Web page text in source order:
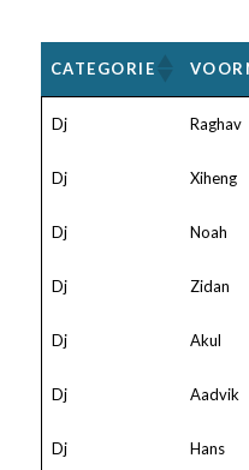
CATEGORIE
Dj Raghav
Dj Xiheng
Dj Noah
Dj Zidan
Dj Akul
Dj Aadvik
Dj Hans